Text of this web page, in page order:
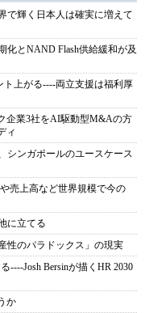
で輝く日本人は確実に増えて
化とNAND Flash供給緩和が及
ト上がる----両立支援は福利厚
企業3社をAI駆動型M&Aの方
ィ
シンガポールのユースケース
売上高など世界規模で今の
に立てる
性のパラドックス」の現実
----Josh Bersinが描くHR 2030
か